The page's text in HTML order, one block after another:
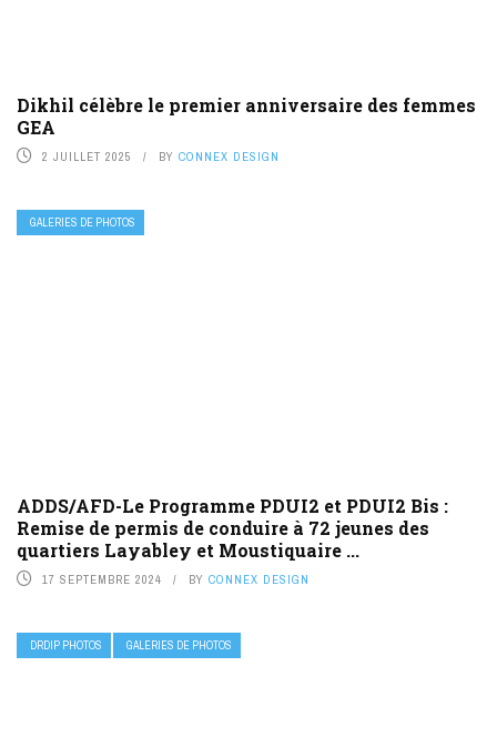
Dikhil célèbre le premier anniversaire des femmes
GEA
2 JUILLET 2025 BY CONNEX DESIGN
GALERIES DE PHOTOS
ADDS/AFD-Le Programme PDUI2 et PDUI2 Bis :
Remise de permis de conduire à 72 jeunes des
quartiers Layabley et Moustiquaire ...
17 SEPTEMBRE 2024 BY CONNEX DESIGN
DRDIP PHOTOS GALERIES DE PHOTOS